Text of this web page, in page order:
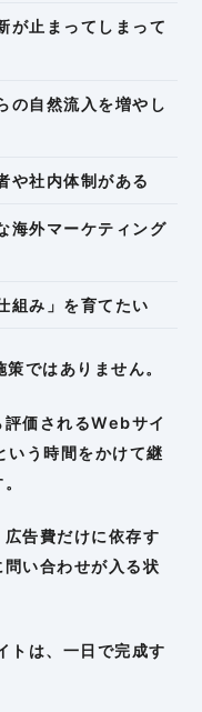
が止まってしまって
の自然流入を増やし
や社内体制がある
海外マーケティング
組み」を育てたい
ではありません。
価されるWebサイ
いう時間をかけて継
告費だけに依存す
い合わせが入る状
トは、一日で完成す